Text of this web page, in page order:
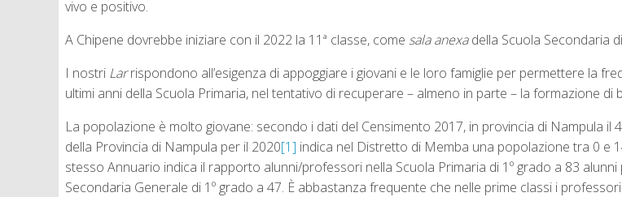
vivo e positivo.
A Chipene dovrebbe iniziare con il 2022 la 11ª classe, come sala anexadella Scuola Secondaria
I nostri Larrispondono all’esigenza di appoggiare i giovani e le loro famiglie per permettere la
ultimi anni della Scuola Primaria, nel tentativo di recuperare – almeno in parte – la formazione
La popolazione è molto giovane: secondo i dati del Censimento 2017, in provincia di Nampula il
della Provincia di Nampula per il 2020[1] indica nel Distretto di Memba una popolazione tra 0 e
stesso Annuario indica il rapporto alunni/professori nella Scuola Primaria di 1º grado a 83
Secondaria Generale di 1º grado a 47. È abbastanza frequente che nelle prime classi i